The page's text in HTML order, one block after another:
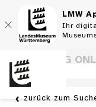
LMW
Ihr
SAMMLUNG
WÜRTTEMBERG
zurück zum